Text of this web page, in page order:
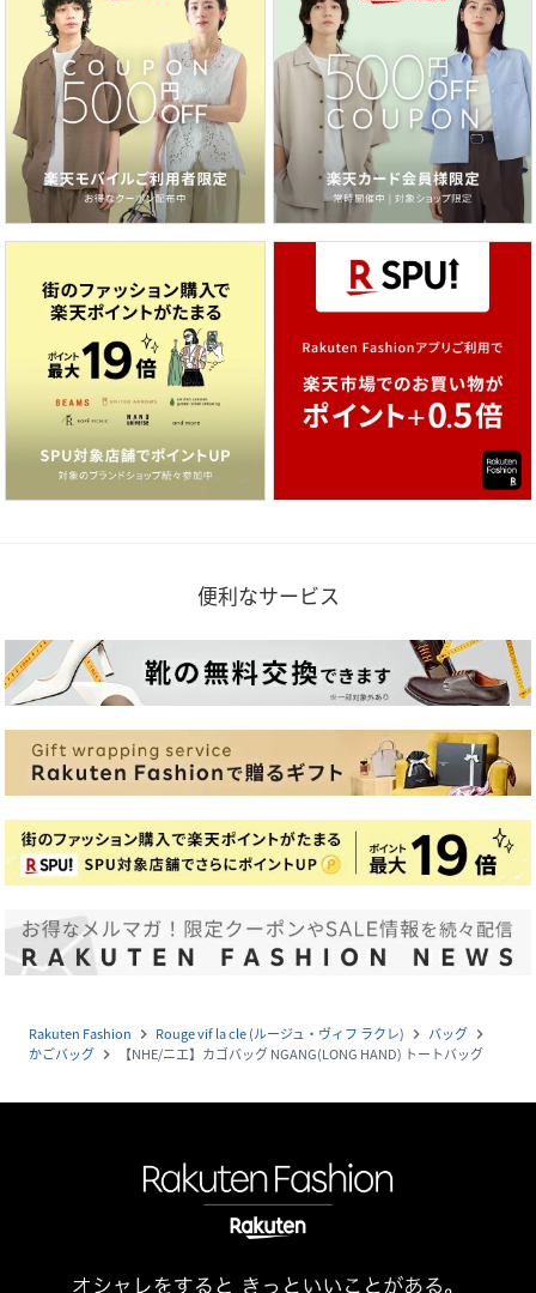
便利なサービス
Rakuten Fashion navigate_next Rouge vif la cle (ルージュ・ヴィフ ラクレ) navigate_next バッグ navigate_next
かごバッグ navigate_next 【NHE/ニエ】カゴバッグ NGANG(LONG HAND) トートバッグ